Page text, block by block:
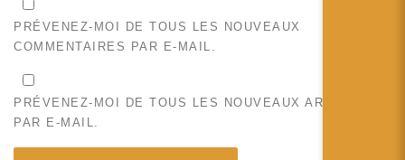
PRÉVENEZ-MOI DE TOUS LES NOUVEAUX
COMMENTAIRES PAR E-MAIL.
PRÉVENEZ-MOI DE TOUS LES NOUVEAUX ARTICLES
PAR E-MAIL.